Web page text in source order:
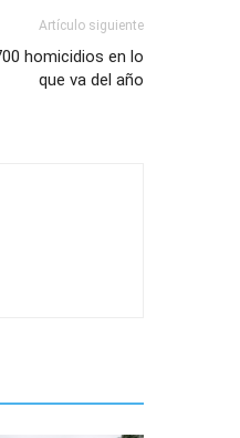
Artículo siguiente
homicidios en lo
que va del año